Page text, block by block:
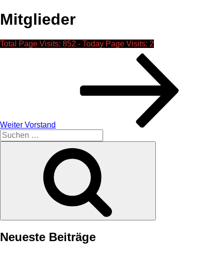
Mitglieder
Total Page Visits: 852 - Today Page Visits: 2
Weiter Vorstand
Suche
nach:
Neueste Beiträge